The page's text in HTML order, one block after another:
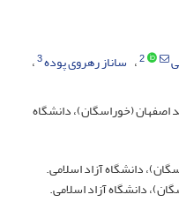
2 ساناز رهروی پوده3
اصفهان (خوراسگان)، دانشگاه
دانشگاه آزاد اسلامی.
دانشگاه آزاد اسلامی.